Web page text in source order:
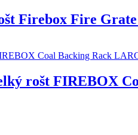
Firebox Fire
rošt FIREBOX